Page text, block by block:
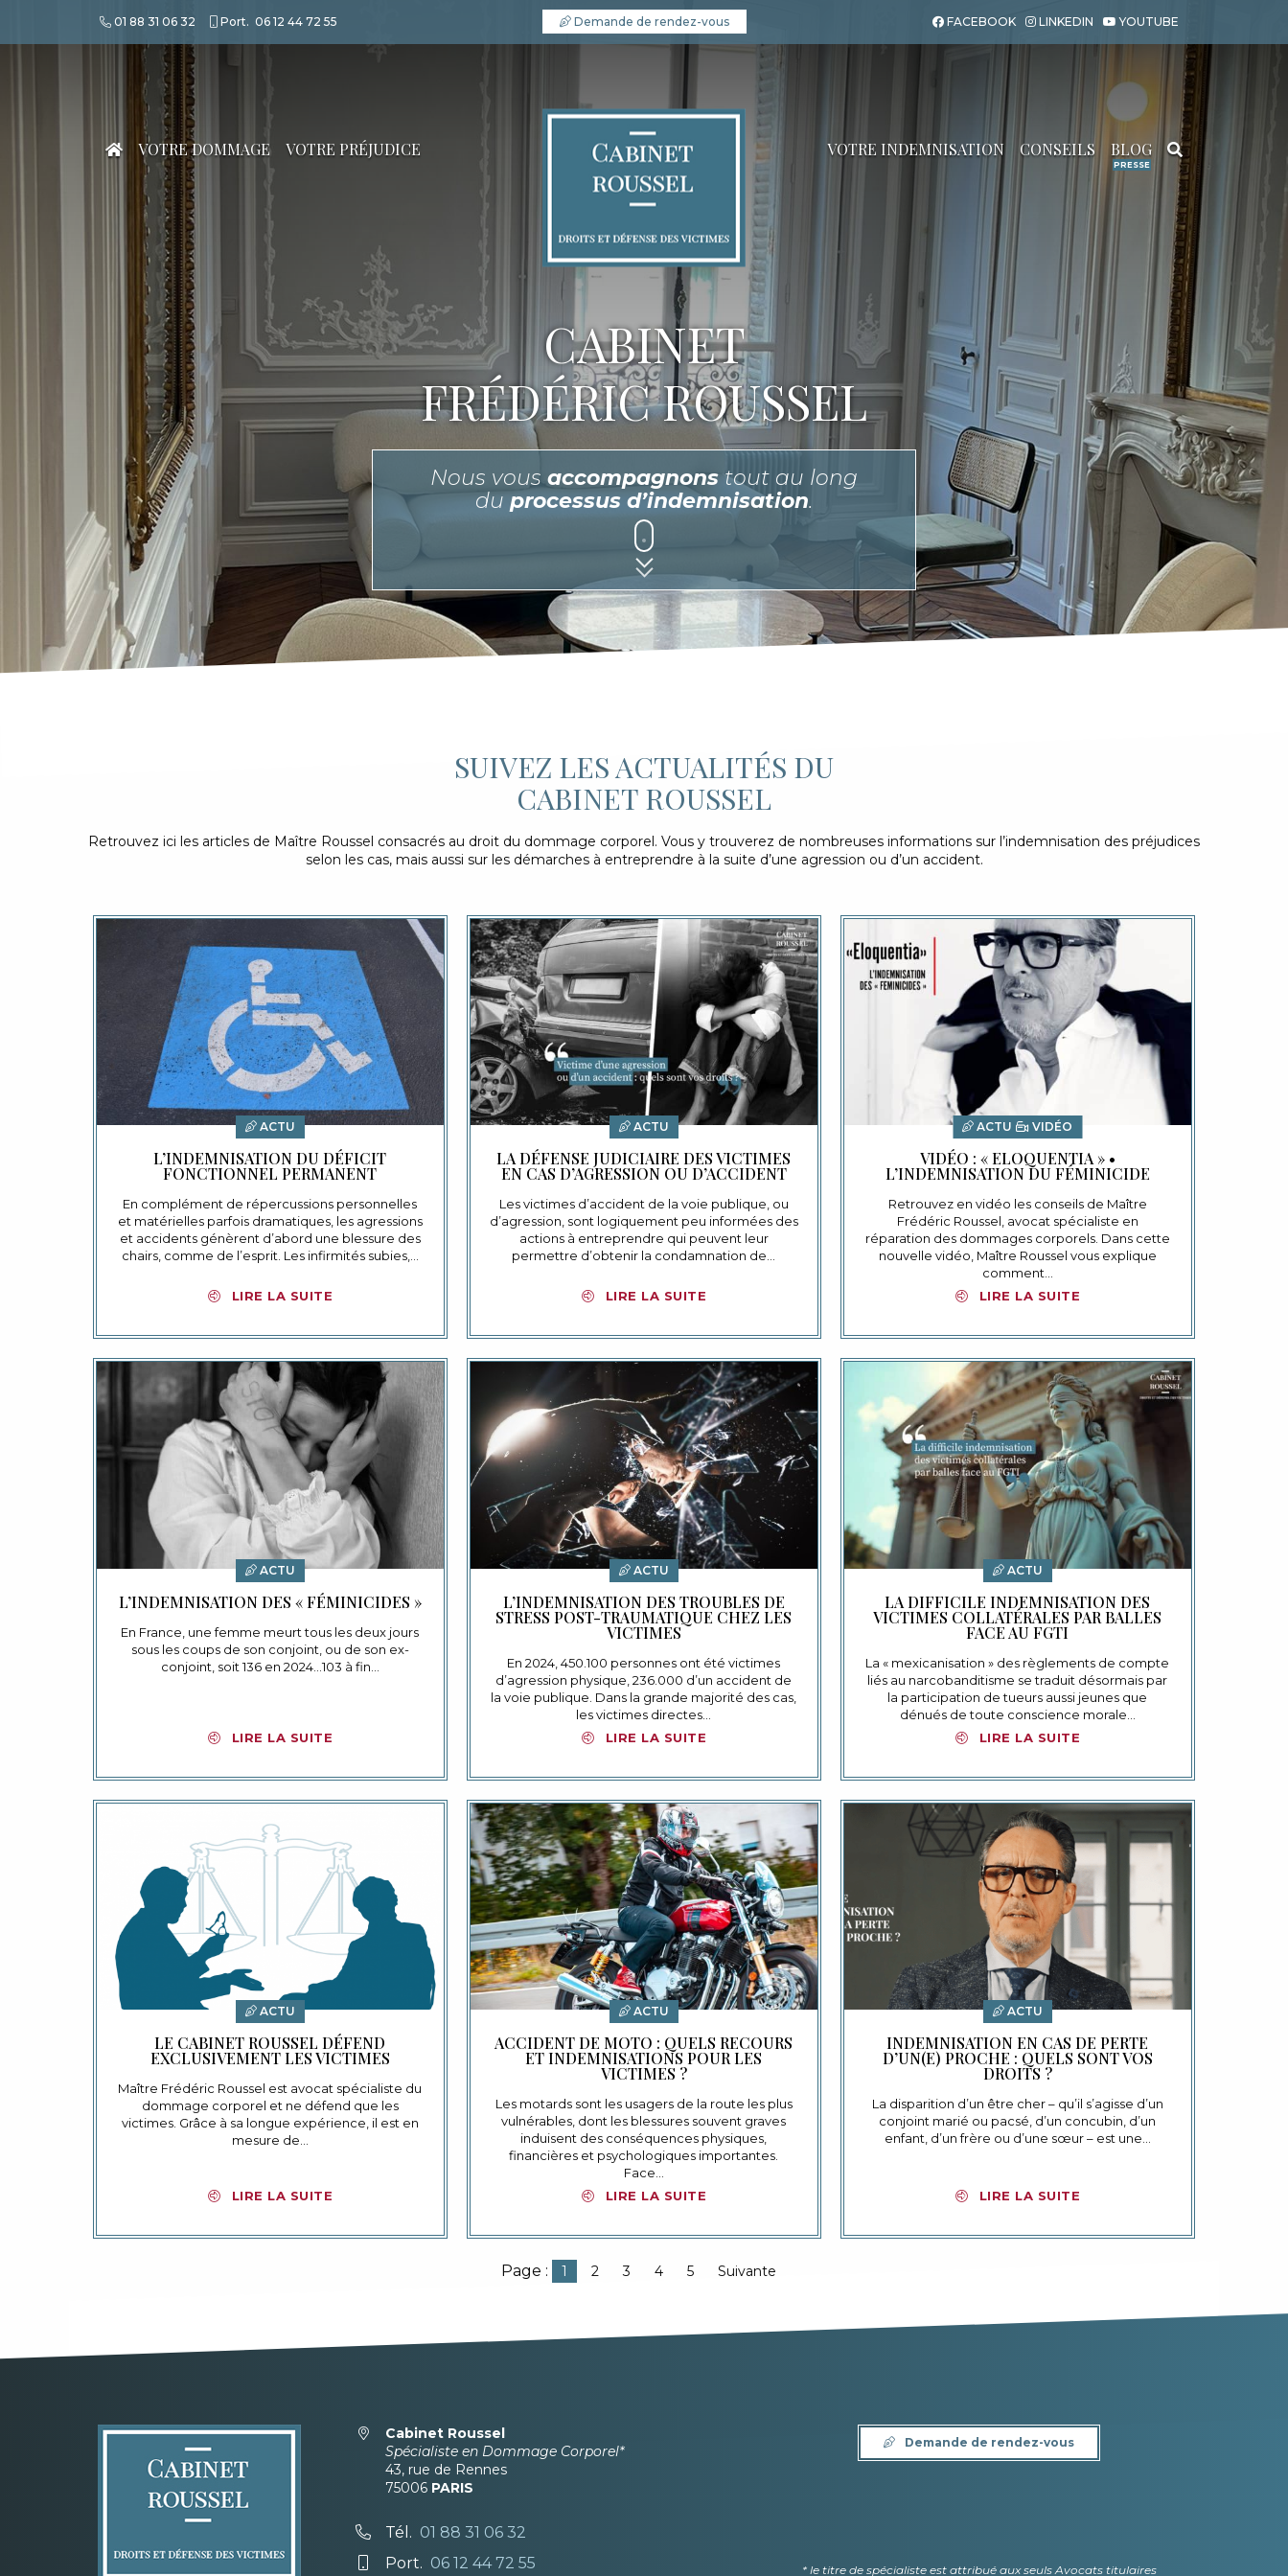
01 88 31 06 32 Port. 06 12 44 72 55 Demande de rendez-vous FACEBOOK LINKEDIN YOUTUBE
VOTRE DOMMAGE VOTRE PRÉJUDICE BLOG
CONSEILS
VOTRE INDEMNISATION
Search for:
CABINET
FRÉDÉRIC ROUSSEL
Nous vousaccompagnons tout au long
du processus d’indemnisation.
SUIVEZ LES ACTUALITÉS DU
CABINET ROUSSEL
Retrouvez ici les articles de Maître Roussel consacrés au droit du dommage corporel. Vous y trouverez de nombreuses informations sur l’indemnisation des préjudices
selon les cas, mais aussi sur les démarches à entreprendre à la suite d’une agression ou d’un accident.
ACTU
L’INDEMNISATION DU DÉFICIT
FONCTIONNEL PERMANENT
En complément de répercussions personnelles
et matérielles parfois dramatiques, les agressions
et accidents génèrent d’abord une blessure des
chairs, comme de l’esprit. Les infirmités subies,…
LIRE LA SUITE
ACTU
LA DÉFENSE JUDICIAIRE DES VICTIMES
EN CAS D’AGRESSION OU D’ACCIDENT
Les victimes d’accident de la voie publique, ou
d’agression, sont logiquement peu informées des
actions à entreprendre qui peuvent leur
permettre d’obtenir la condamnation de…
LIRE LA SUITE
ACTU VIDÉO
VIDÉO : « ELOQUENTIA » •
L’INDEMNISATION DU FÉMINICIDE
Retrouvez en vidéo les conseils de Maître
Frédéric Roussel, avocat spécialiste en
réparation des dommages corporels. Dans cette
nouvelle vidéo, Maître Roussel vous explique
comment…
LIRE LA SUITE
ACTU
L’INDEMNISATION DES « FÉMINICIDES »
En France, une femme meurt tous les deux jours
sous les coups de son conjoint, ou de son ex-
conjoint, soit 136 en 2024…103 à fin…
LIRE LA SUITE
ACTU
L’INDEMNISATION DES TROUBLES DE
STRESS POST-TRAUMATIQUE CHEZ LES
VICTIMES
En 2024, 450.100 personnes ont été victimes
d’agression physique, 236.000 d’un accident de
la voie publique. Dans la grande majorité des cas,
les victimes directes…
LIRE LA SUITE
ACTU
LA DIFFICILE INDEMNISATION DES
VICTIMES COLLATÉRALES PAR BALLES
FACE AU FGTI
La « mexicanisation » des règlements de compte
liés au narcobanditisme se traduit désormais par
la participation de tueurs aussi jeunes que
dénués de toute conscience morale…
LIRE LA SUITE
ACTU
LE CABINET ROUSSEL DÉFEND
EXCLUSIVEMENT LES VICTIMES
Maître Frédéric Roussel est avocat spécialiste du
dommage corporel et ne défend que les
victimes. Grâce à sa longue expérience, il est en
mesure de…
LIRE LA SUITE
ACTU
ACCIDENT DE MOTO : QUELS RECOURS
ET INDEMNISATIONS POUR LES
VICTIMES ?
Les motards sont les usagers de la route les plus
vulnérables, dont les blessures souvent graves
induisent des conséquences physiques,
financières et psychologiques importantes.
Face…
LIRE LA SUITE
ACTU
INDEMNISATION EN CAS DE PERTE
D’UN(E) PROCHE : QUELS SONT VOS
DROITS ?
La disparition d’un être cher – qu’il s’agisse d’un
conjoint marié ou pacsé, d’un concubin, d’un
enfant, d’un frère ou d’une sœur – est une…
LIRE LA SUITE
Page : 1 2 3 4 5 Suivante
Cabinet Roussel
Spécialiste en Dommage Corporel*
43, rue de Rennes
75006 PARIS
Tél. 01 88 31 06 32
Port. 06 12 44 72 55
Demande de rendez-vous
* le titre de spécialiste est attribué aux seuls Avocats titulaires